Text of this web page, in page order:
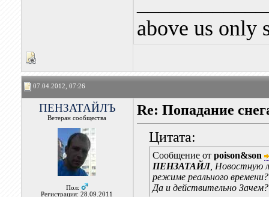
above us only
07.04.2012, 07:26
ПЕНЗАТАЙЛЪ
Ветеран сообщества
Пол:
Регистрация: 28.09.2011
Re: Попадание
Цитата:
Сообщение от poison&son
ПЕНЗАТАЙЛ, Новостную
режиме реального времени?
Да и действительно